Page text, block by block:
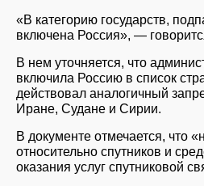
«В категорию государств,
включена Россия», —
В нем уточняется, что
включила Россию в список
действовал аналогичный
Иране, Судане и Сирии.
В документе отмечается, что
относительно спутников и
оказания услуг спутниковой